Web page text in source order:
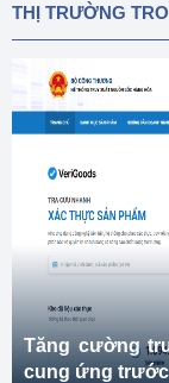
THỊ TRƯỜNG
Tăng cường
cung ứng